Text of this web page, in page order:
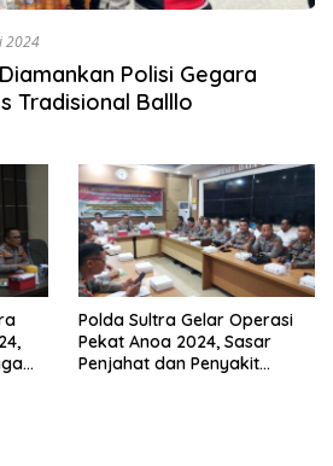
2024
Polisi Gegara
Tradisional Balllo
Polda Sultra Gelar Operasi
Pekat Anoa 2024, Sasar
Penjahat dan Penyakit